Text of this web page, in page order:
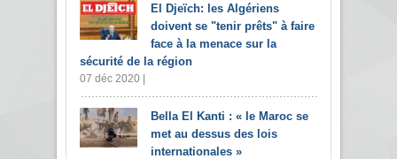
El Djeïch: les Algériens
doivent se "tenir prêts" à faire
face à la menace sur la
sécurité de la région
07 déc 2020 |
Bella El Kanti : « le Maroc se
met au dessus des lois
internationales »